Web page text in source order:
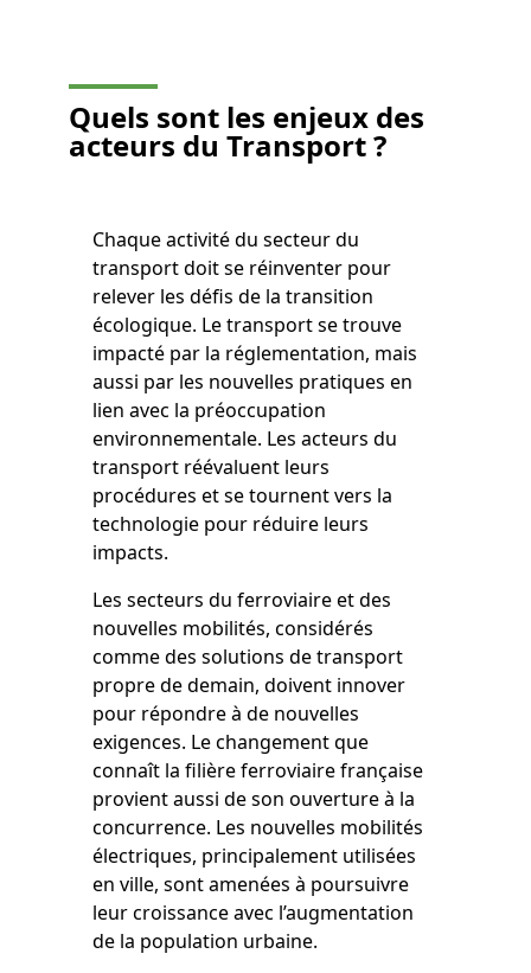
Quels sont les enjeux des
acteurs du Transport?
Chaque activité du secteur du
transport doit se réinventer pour
relever les défis de la transition
écologique. Le transport se trouve
impacté par la réglementation, mais
aussi par les nouvelles pratiques en
lien avec la préoccupation
environnementale. Les acteurs du
transport réévaluent leurs
procédures et se tournent vers la
technologie pour réduire leurs
impacts.
Les secteurs du ferroviaire et des
nouvelles mobilités, considérés
comme des solutions de transport
propre de demain, doivent innover
pour répondre à de nouvelles
exigences. Le changement que
connaît la filière ferroviaire française
provient aussi de son ouverture à la
concurrence. Les nouvelles mobilités
électriques, principalement utilisées
en ville, sont amenées à poursuivre
leur croissance avec l’augmentation
de la population urbaine.